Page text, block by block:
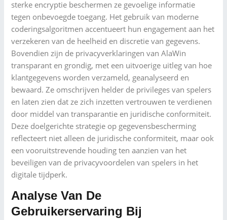
sterke encryptie beschermen ze gevoelige informatie
tegen onbevoegde toegang. Het gebruik van moderne
coderingsalgoritmen accentueert hun engagement aan het
verzekeren van de heelheid en discretie van gegevens.
Bovendien zijn de privacyverklaringen van AlaWin
transparant en grondig, met een uitvoerige uitleg van hoe
klantgegevens worden verzameld, geanalyseerd en
bewaard. Ze omschrijven helder de privileges van spelers
en laten zien dat ze zich inzetten vertrouwen te verdienen
door middel van transparantie en juridische conformiteit.
Deze doelgerichte strategie op gegevensbescherming
reflecteert niet alleen de juridische conformiteit, maar ook
een vooruitstrevende houding ten aanzien van het
beveiligen van de privacyvoordelen van spelers in het
digitale tijdperk.
Analyse Van De
Gebruikerservaring Bij